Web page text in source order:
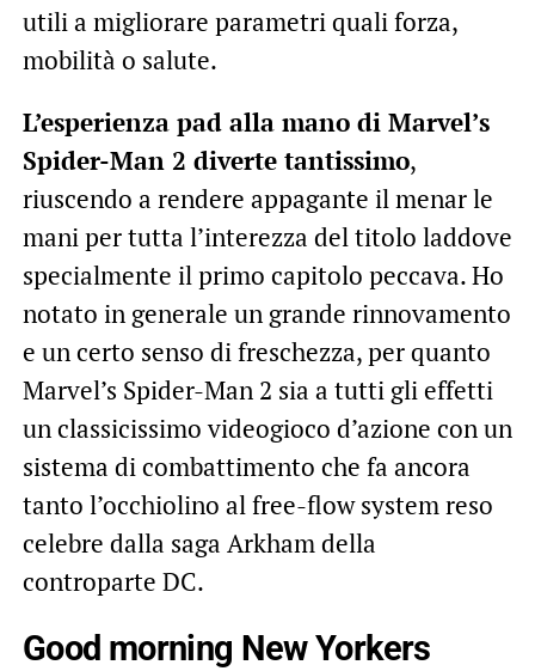
utili a migliorare parametri quali forza,
mobilità o salute.
L’esperienza pad alla mano di Marvel’s
Spider-Man 2 diverte tantissimo,
riuscendo a rendere appagante il menar le
mani per tutta l’interezza del titolo laddove
specialmente il primo capitolo peccava. Ho
notato in generale un grande rinnovamento
e un certo senso di freschezza, per quanto
Marvel’s Spider-Man 2 sia a tutti gli effetti
un classicissimo videogioco d’azione con un
sistema di combattimento che fa ancora
tanto l’occhiolino al free-flow system reso
celebre dalla saga Arkham della
controparte DC.
Good morning New Yorkers